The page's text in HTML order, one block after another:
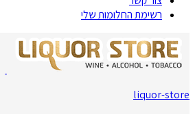
רשימת החלומות שלי
liquor-store